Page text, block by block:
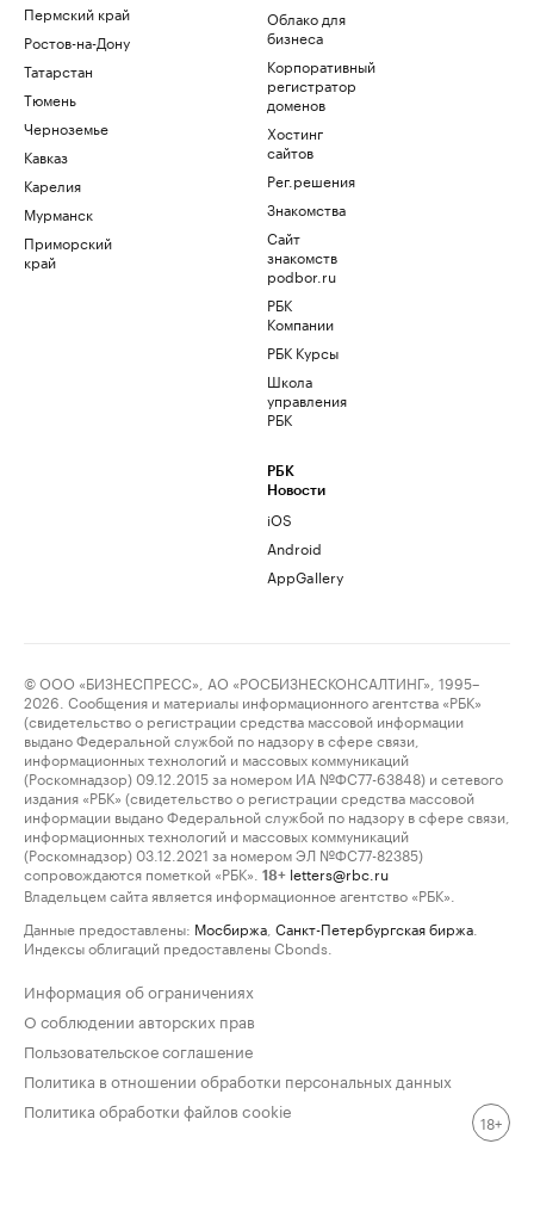
Пермский край
Ростов-на-Дону
Татарстан
Тюмень
Черноземье
Кавказ
Карелия
Мурманск
Приморский
край
Облако для
бизнеса
Корпоративный
регистратор
доменов
Хостинг
сайтов
Рег.решения
Знакомства
Сайт
знакомств
podbor.ru
РБК
Компании
РБК Курсы
Школа
управления
РБК
РБК
Новости
iOS
Android
AppGallery
© ООО «БИЗНЕСПРЕСС», АО «РОСБИЗНЕСКОНСАЛТИНГ», 1995–
2026. Сообщения и материалы информационного агентства «РБК»
(свидетельство о регистрации средства массовой информации
выдано Федеральной службой по надзору в сфере связи,
информационных технологий и массовых коммуникаций
(Роскомнадзор) 09.12.2015 за номером ИА №ФС77-63848) и сетевого
издания «РБК» (свидетельство о регистрации средства массовой
информации выдано Федеральной службой по надзору в сфере связи,
информационных технологий и массовых коммуникаций
(Роскомнадзор) 03.12.2021 за номером ЭЛ №ФС77-82385)
сопровождаются пометкой «РБК».
18+ letters@rbc.ru
Владельцем сайта является информационное агентство «РБК».
Данные предоставлены: Мосбиржа Санкт-Петербургская биржа
Индексы облигаций предоставлены Cbonds.
Информация об ограничениях
О соблюдении авторских прав
Пользовательское соглашение
Политика в отношении обработки персональных данных
Политика обработки файлов cookie
18+